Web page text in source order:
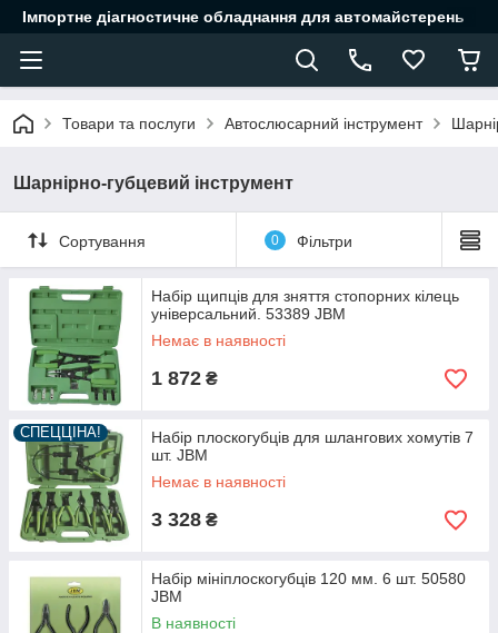
Імпортне діагностичне обладнання для автомайстерень
Товари та послуги Автослюсарний інструмент
Шарнірно-губцевий інструмент
Сортування 0 Фільтри
Набір щипців для зняття стопорних кілець
універсальний. 53389 JBM
Немає в наявності
1 872 ₴
СПЕЦЦІНА!
Набір плоскогубців для шлангових хомутів 7
шт. JBM
Немає в наявності
3 328 ₴
Набір мініплоскогубців 120 мм. 6 шт. 50580
JBM
В наявності